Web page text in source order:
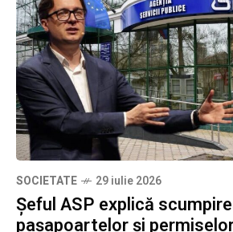
SOCIETATE 29 iulie 2026
Șeful ASP explică
pașapoartelor și